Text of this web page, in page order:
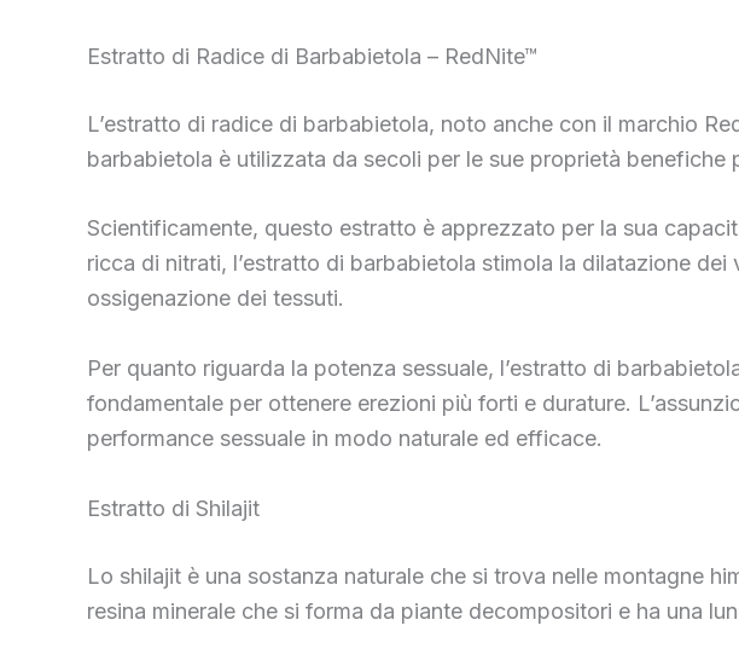
Estratto di Radice di Barbabietola – RedNite™
L’estratto di radice di barbabietola, noto anche con il marchio
barbabietola è utilizzata da secoli per le sue proprietà
Scientificamente, questo estratto è apprezzato per la sua
ricca di nitrati, l’estratto di barbabietola stimola la dilatazione
ossigenazione dei tessuti.
Per quanto riguarda la potenza sessuale, l’estratto di
fondamentale per ottenere erezioni più forti e durature.
performance sessuale in modo naturale ed efficace.
Estratto di Shilajit
Lo shilajit è una sostanza naturale che si trova nelle montagne
resina minerale che si forma da piante decompositori e ha una